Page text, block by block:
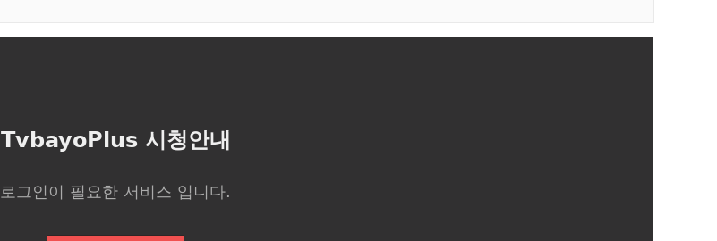
TvbayoPlus 시청안내
로그인이 필요한 서비스 입니다.